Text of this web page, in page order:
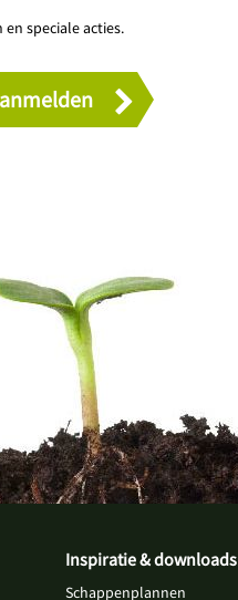
speciale acties.
Inspiratie & downloads
Schappenplannen